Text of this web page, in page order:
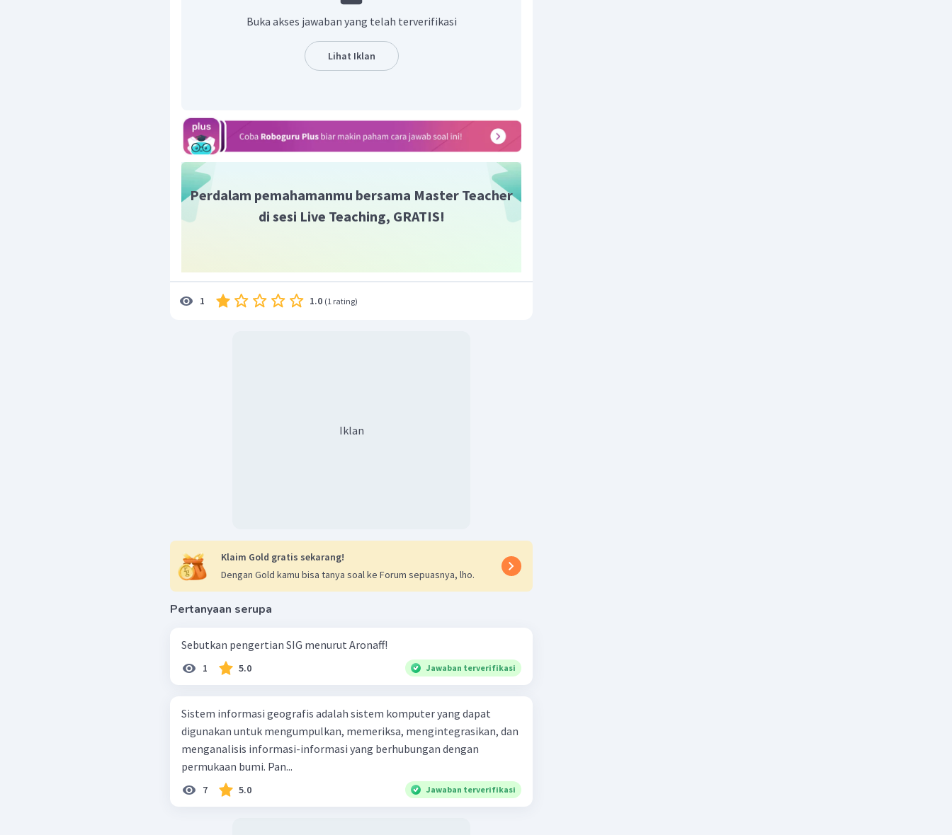
Buka akses jawaban yang telah terverifikasi
Lihat Iklan
Perdalam pemahamanmu bersama Master Teacher
di sesi Live Teaching, GRATIS!
1 1.0 (1 rating)
Iklan
Klaim Gold gratis sekarang!
Dengan Gold kamu bisa tanya soal ke Forum sepuasnya, lho.
Pertanyaan serupa
Sebutkan pengertian SIG menurut Aronaff!
1 5.0 Jawaban terverifikasi
Sistem informasi geografis adalah sistem komputer yang dapat
digunakan untuk mengumpulkan, memeriksa, mengintegrasikan, dan
menganalisis informasi-informasi yang berhubungan dengan
permukaan bumi. Pan...
7 5.0 Jawaban terverifikasi